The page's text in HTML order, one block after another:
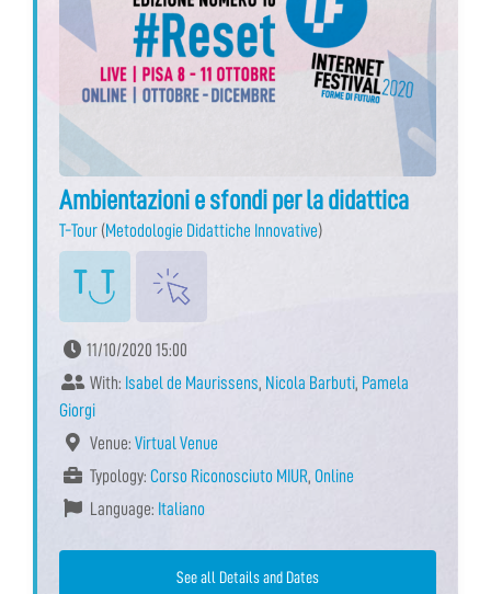
Ambientazioni e sfondi per la didattica
T-Tour (Metodologie Didattiche Innovative)
11/10/2020 15:00
With: Isabel de Maurissens, Nicola Barbuti, Pamela
Giorgi
Venue: Virtual Venue
Typology: Corso Riconosciuto MIUR, Online
Language: Italiano
See all Details and Dates